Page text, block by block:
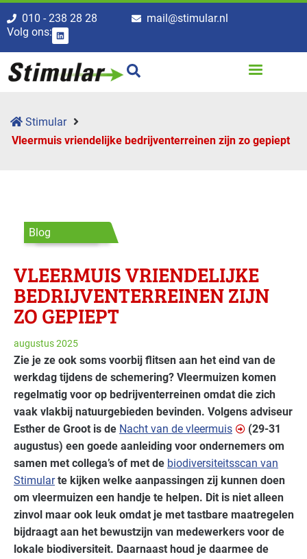
010 - 238 28 28
mail@stimular.nl
Volg ons:
Stimular
Vleermuis vriendelijke bedrijven­terreinen zijn zo gepiept
Blog
VLEERMUIS VRIENDELIJKE
BEDRIJVEN­TERREINEN ZIJN
ZO GEPIEPT
augustus 2025
Zie je ze ook soms voorbij flitsen aan het eind van de
werkdag tijdens de schemering? Vleermuizen komen
regelmatig voor op bedrijventerreinen omdat die zich
vaak vlakbij natuurgebieden bevinden. Volgens adviseur
Esther de Groot is de Nacht van de vleermuis
(29-31
augustus) een goede aanleiding voor ondernemers om
samen met collega’s of met de biodiversiteitsscan van
Stimularte kijken welke aanpassingen zij kunnen doen
om vleermuizen een handje te helpen. Dit is niet alleen
zinvol maar ook leuk omdat je met tastbare maatregelen
bijdraagt aan het bewustzijn van medewerkers voor de
lokale biodiversiteit. Daarnaast houd je daarmee de